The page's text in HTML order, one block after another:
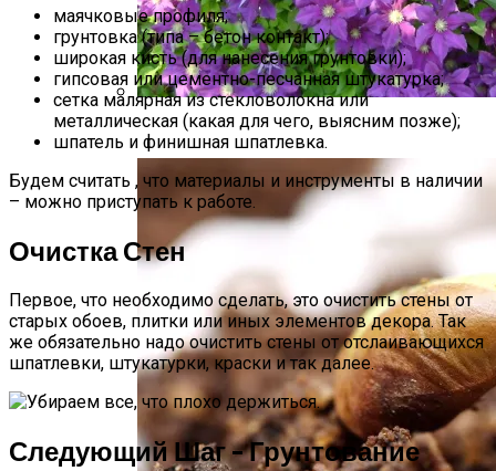
Размножение Клематиса Семенами
маячковые профиля;
грунтовка (типа – бетон контакт);
широкая кисть (для нанесения грунтовки);
гипсовая или цементно-песчанная штукатурка;
сетка малярная из стекловолокна или
металлическая (какая для чего, выясним позже);
шпатель и финишная шпатлевка.
Будем считать , что материалы и инструменты в наличии
– можно приступать к работе.
Очистка Стен
Первое, что необходимо сделать, это очистить стены от
старых обоев, плитки или иных элементов декора. Так
же обязательно надо очистить стены от отслаивающихся
шпатлевки, штукатурки, краски и так далее.
Следующий Шаг – Грунтование